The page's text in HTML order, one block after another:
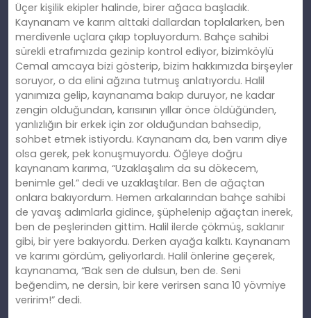
Üçer kişilik ekipler halinde, birer ağaca başladık.
Kaynanam ve karım alttaki dallardan toplalarken, ben
merdivenle uçlara çıkıp topluyordum. Bahçe sahibi
sürekli etrafımızda gezinip kontrol ediyor, bizimköylü
Cemal amcaya bizi gösterip, bizim hakkımızda birşeyler
soruyor, o da elini ağzına tutmuş anlatıyordu. Halil
yanımıza gelip, kaynanama bakıp duruyor, ne kadar
zengin olduğundan, karısının yıllar önce öldüğünden,
yanlızlığın bir erkek için zor olduğundan bahsedip,
sohbet etmek istiyordu. Kaynanam da, ben varım diye
olsa gerek, pek konuşmuyordu. Öğleye doğru
kaynanam karıma, “Uzaklaşalım da su dökecem,
benimle gel.” dedi ve uzaklaştılar. Ben de ağaçtan
onlara bakıyordum. Hemen arkalarından bahçe sahibi
de yavaş adımlarla gidince, şüphelenip ağaçtan inerek,
ben de peşlerinden gittim. Halil ilerde çökmüş, saklanır
gibi, bir yere bakıyordu. Derken ayağa kalktı. Kaynanam
ve karımı gördüm, geliyorlardı. Halil önlerine geçerek,
kaynanama, “Bak sen de dulsun, ben de. Seni
beğendim, ne dersin, bir kere verirsen sana 10 yövmiye
veririm!” dedi.